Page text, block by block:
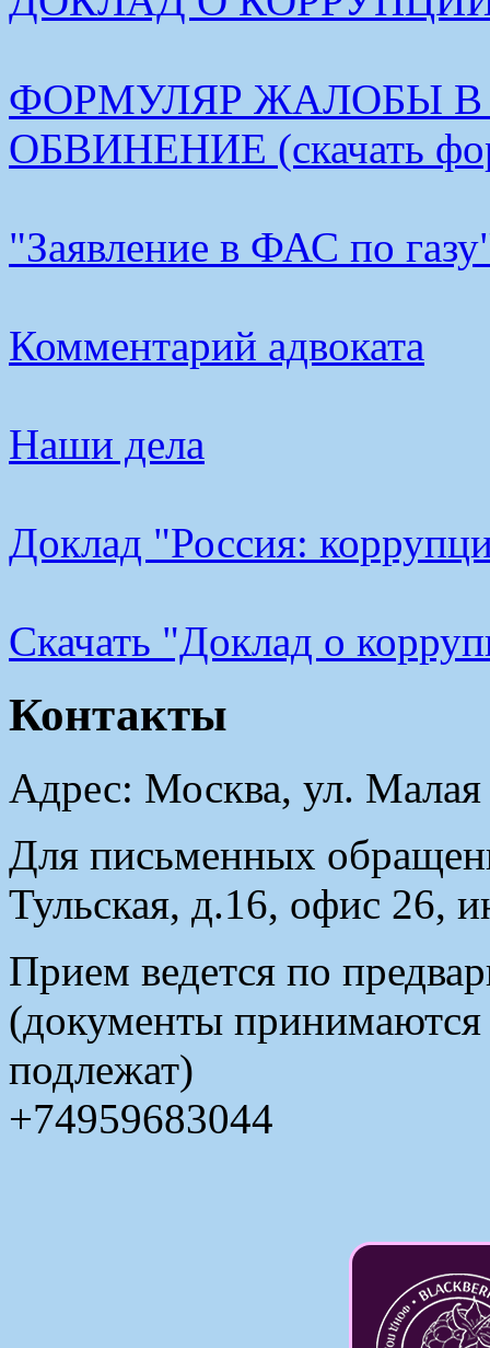
ФОРМУЛЯР ЖАЛОБЫ
ОБВИНЕНИЕ (скачать
"Заявление в ФАС по
Комментарий адвоката
Наши дела
Доклад "Россия:
Cкачать "Доклад о
Контакты
Адрес: Москва, ул.
Для письменных
Тульская, д.16, офис 26,
Прием ведется по
(документы принимаются
подлежат)
+74959683044